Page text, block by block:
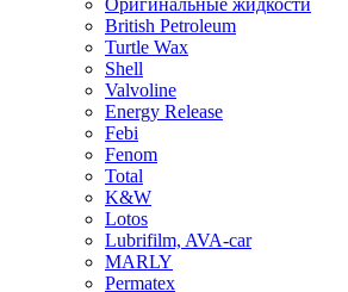
Оригинальные жидкости
British Petroleum
Turtle Wax
Shell
Valvoline
Energy Release
Febi
Fenom
Total
K&W
Lotos
Lubrifilm, AVA-car
MARLY
Permatex